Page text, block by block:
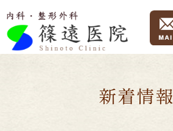
新着情報